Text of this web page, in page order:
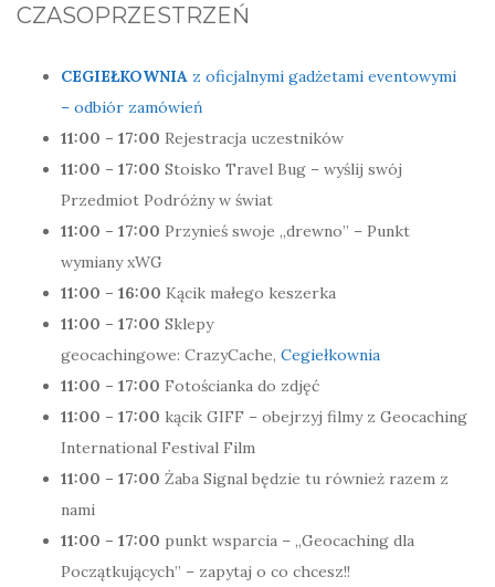
CZASOPRZESTRZEŃ
CEGIEŁKOWNIA z oficjalnymi gadżetami eventowymi
– odbiór zamówień
11:00 – 17:00 Rejestracja uczestników
11:00 – 17:00 Stoisko Travel Bug – wyślij swój
Przedmiot Podróżny w świat
11:00 – 17:00 Przynieś swoje „drewno” – Punkt
wymiany xWG
11:00 – 16:00 Kącik małego keszerka
11:00 – 17:00 Sklepy
geocachingowe: CrazyCache, Cegiełkownia
11:00 – 17:00 Fotościanka do zdjęć
11:00 – 17:00 kącik GIFF – obejrzyj filmy z Geocaching
International Festival Film
11:00 – 17:00 Żaba Signal będzie tu również razem z
nami
11:00 – 17:00 punkt wsparcia – „Geocaching dla
Początkujących” – zapytaj o co chcesz!!